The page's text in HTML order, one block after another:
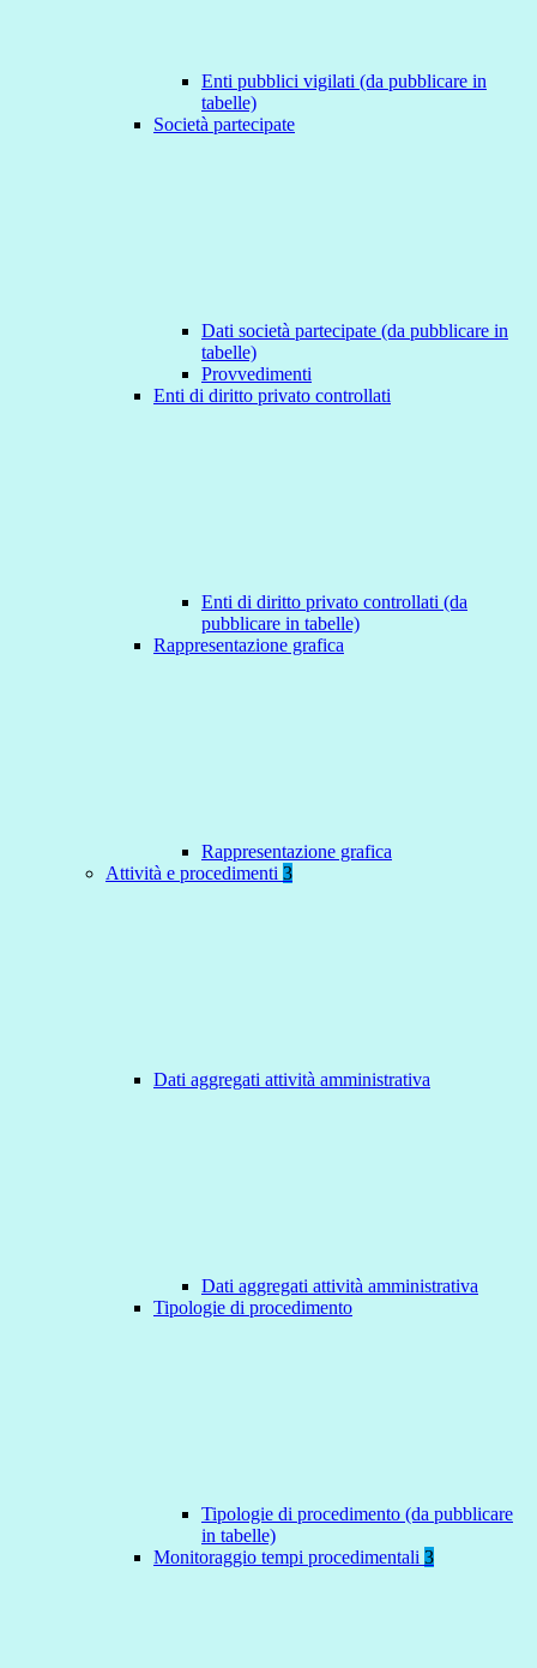
Enti pubblici vigilati (da pubblicare in
tabelle)
Società partecipate
Dati società partecipate (da pubblicare in
tabelle)
Provvedimenti
Enti di diritto privato controllati
Enti di diritto privato controllati (da
pubblicare in tabelle)
Rappresentazione grafica
Rappresentazione grafica
Attività e procedimenti 3
Dati aggregati attività amministrativa
Dati aggregati attività amministrativa
Tipologie di procedimento
Tipologie di procedimento (da pubblicare
in tabelle)
Monitoraggio tempi procedimentali 3